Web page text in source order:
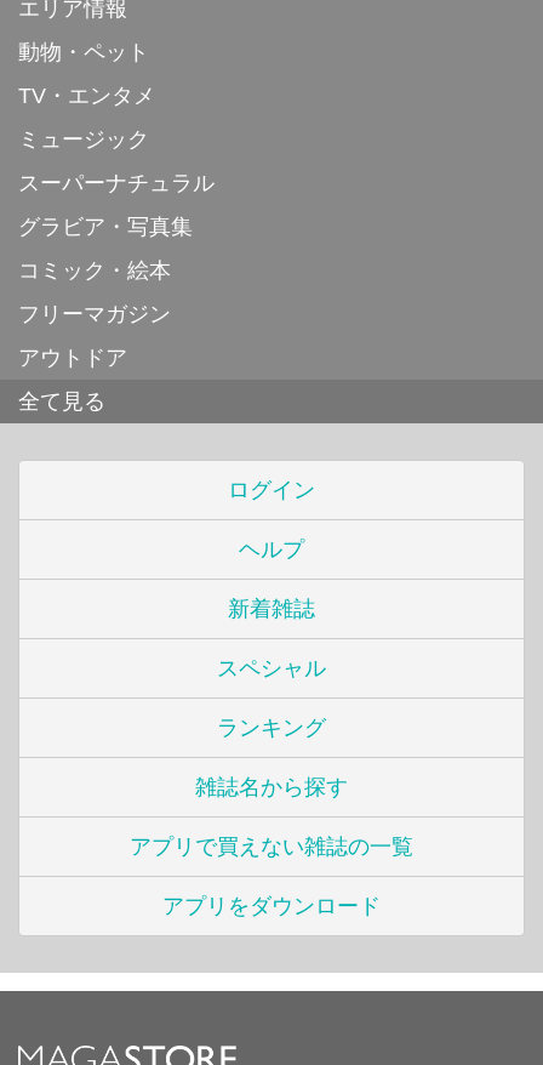
エリア情報
動物・ペット
TV・エンタメ
ミュージック
スーパーナチュラル
グラビア・写真集
コミック・絵本
フリーマガジン
アウトドア
全て見る
ログイン
ヘルプ
新着雑誌
スペシャル
ランキング
雑誌名から探す
アプリで買えない雑誌の一覧
アプリをダウンロード